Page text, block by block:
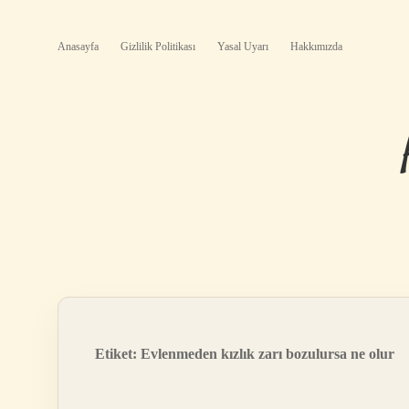
Anasayfa Gizlilik Politikası Yasal Uyarı Hakkımızda
Etiket: Evlenmeden kızlık zarı bozulursa ne olur